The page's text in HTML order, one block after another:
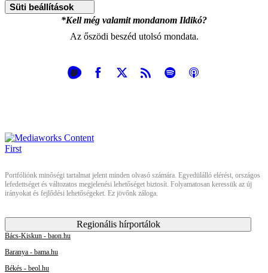
Süti beállítások
*Kell még valamit mondanom Ildikó?
Az őszödi beszéd utolsó mondata.
Portfóliónk minőségi tartalmat jelent minden olvasó számára. Egyedülálló elérést, országos
lefedettséget és változatos megjelenési lehetőséget biztosít. Folyamatosan keressük az új
irányokat és fejlődési lehetőségeket. Ez jövőnk záloga.
Regionális hírportálok
Bács-Kiskun - baon.hu
Baranya - bama.hu
Békés - beol.hu